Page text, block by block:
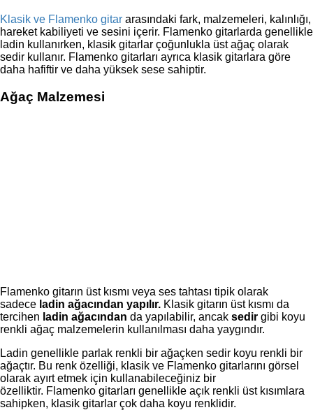
Klasik ve Flamenko gitar arasındaki fark, malzemeleri, kalınlığı,
hareket kabiliyeti ve sesini içerir. Flamenko gitarlarda genellikle
ladin kullanırken, klasik gitarlar çoğunlukla üst ağaç olarak
sedir kullanır. Flamenko gitarları ayrıca klasik gitarlara göre
daha hafiftir ve daha yüksek sese sahiptir.
Ağaç Malzemesi
Flamenko gitarın üst kısmı veya ses tahtası tipik olarak
sadece ladin ağacından yapılır. Klasik gitarın üst kısmı da
tercihen ladin ağacından da yapılabilir, ancak sedir gibi koyu
renkli ağaç malzemelerin kullanılması daha yaygındır.
Ladin genellikle parlak renkli bir ağaçken sedir koyu renkli bir
ağaçtır. Bu renk özelliği, klasik ve Flamenko gitarlarını görsel
olarak ayırt etmek için kullanabileceğiniz bir
özelliktir. Flamenko gitarları genellikle açık renkli üst kısımlara
sahipken, klasik gitarlar çok daha koyu renklidir.